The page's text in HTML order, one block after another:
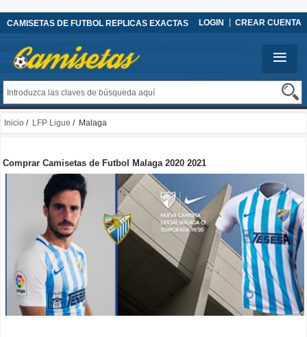
CAMISETAS DE FUTBOL REPLICAS EXACTAS LOGIN CREAR CUENTA
Inicio / LFP Ligue / Malaga
Comprar Camisetas de Futbol Malaga 2020 2021